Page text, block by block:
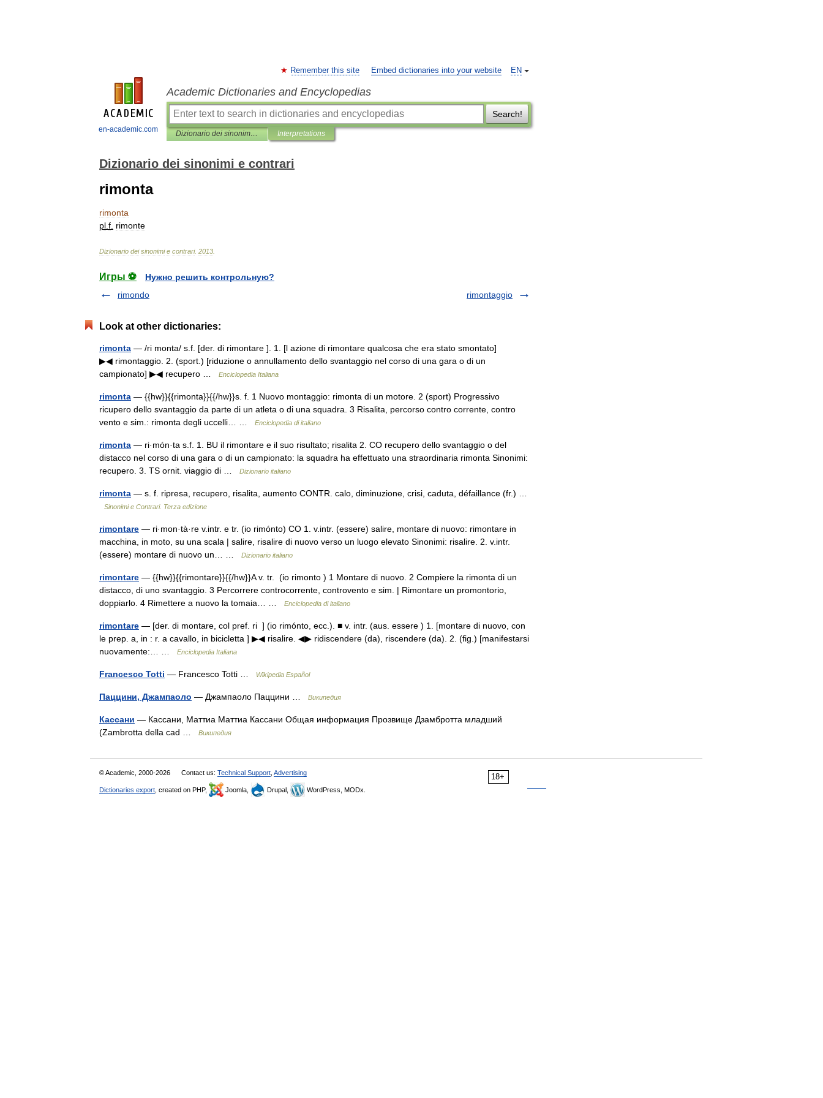
en-academic.com
EN
Remember this site Embed dictionaries into your website
Academic Dictionaries and Encyclopedias
Search!
Dizionario dei sinonimi e contrari Interpretations
Dizionario dei sinonimi e contrari
rimonta
rimonta
pl f rimonte
Dizionario dei sinonimi e contrari. 2013
Игры ⚽
Нужно решить контрольную?
rimondo
rimontaggio
Look at other dictionaries:
rimonta — /ri monta/ s.f. [der. di rimontare ]. 1. [l azione di rimontare qualcosa che era stato smontato]
▶◀ rimontaggio. 2. (sport.) [riduzione o annullamento dello svantaggio nel corso di una gara o di un
campionato] ▶◀ recupero …
Enciclopedia Italiana
rimonta — {{hw}}{{rimonta}}{{/hw}}s. f. 1 Nuovo montaggio: rimonta di un motore. 2 (sport) Progressivo
ricupero dello svantaggio da parte di un atleta o di una squadra. 3 Risalita, percorso contro corrente, contro
vento e sim.: rimonta degli uccelli… …
Enciclopedia di italiano
rimonta — ri·món·ta s.f. 1. BU il rimontare e il suo risultato; risalita 2. CO recupero dello svantaggio o del
distacco nel corso di una gara o di un campionato: la squadra ha effettuato una straordinaria rimonta Sinonimi:
recupero. 3. TS ornit. viaggio di …
Dizionario italiano
rimonta — s. f. ripresa, recupero, risalita, aumento CONTR. calo, diminuzione, crisi, caduta, défaillance (fr.) …
Sinonimi e Contrari. Terza edizione
rimontare — ri·mon·tà·re v.intr. e tr. (io rimónto) CO 1. v.intr. (essere) salire, montare di nuovo: rimontare in
macchina, in moto, su una scala | salire, risalire di nuovo verso un luogo elevato Sinonimi: risalire. 2. v.intr.
(essere) montare di nuovo un… …
Dizionario italiano
rimontare — {{hw}}{{rimontare}}{{/hw}}A v. tr. (io rimonto ) 1 Montare di nuovo. 2 Compiere la rimonta di un
distacco, di uno svantaggio. 3 Percorrere controcorrente, controvento e sim. | Rimontare un promontorio,
doppiarlo. 4 Rimettere a nuovo la tomaia… …
Enciclopedia di italiano
rimontare — [der. di montare, col pref. ri ] (io rimónto, ecc.). ■ v. intr. (aus. essere ) 1. [montare di nuovo, con
le prep. a, in : r. a cavallo, in bicicletta ] ▶◀ risalire. ◀▶ ridiscendere (da), riscendere (da). 2. (fig.) [manifestarsi
nuovamente:… …
Enciclopedia Italiana
Francesco Totti — Francesco Totti … Wikipedia Español
Паццини, Джампаоло — Джампаоло Паццини … Википедия
Кассани — Кассани, Маттиа Маттиа Кассани Общая информация Прозвище Дзамбротта младший
(Zambrotta della cad …
Википедия
18+
© Academic, 2000-2026 Contact us: Technical Support Advertising
Dictionaries export , created on PHP, Joomla, Drupal, WordPress, MODx.